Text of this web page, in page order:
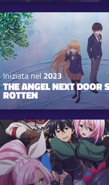
Iniziata nel 2023
THE ANGEL NEXT DOOR
ROTTEN